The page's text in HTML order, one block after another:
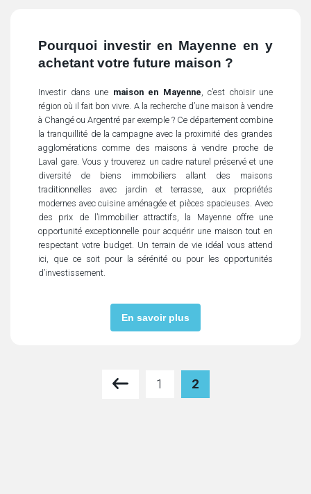
Pourquoi investir en Mayenne en y
achetant votre future maison ?
Investir dans une maison en Mayenne, c’est choisir une
région où il fait bon vivre. A la recherche d’une maison à vendre
à Changé ou Argentré par exemple ? Ce département combine
la tranquillité de la campagne avec la proximité des grandes
agglomérations comme des maisons à vendre proche de
Laval gare. Vous y trouverez un cadre naturel préservé et une
diversité de biens immobiliers allant des maisons
traditionnelles avec jardin et terrasse, aux propriétés
modernes avec cuisine aménagée et pièces spacieuses. Avec
des prix de l’immobilier attractifs, la Mayenne offre une
opportunité exceptionnelle pour acquérir une maison tout en
respectant votre budget. Un terrain de vie idéal vous attend
ici, que ce soit pour la sérénité ou pour les opportunités
d’investissement.
Les avantages de vivre en Mayenne
La Mayenne est un département où nature et histoire se
privé, ce territoire a tout pour plaire. Lesmaisons à vendre
se déclinent en différentes formules : longères
rénovées, pavillons modernes ou maisons familiales avec
En savoir plus
1 2